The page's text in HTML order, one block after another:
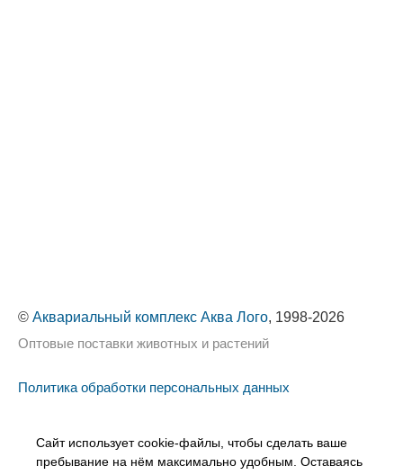
© Аквариальный комплекс Аква Лого, 1998-2026
Оптовые поставки животных и растений
Политика обработки персональных данных
Сайт использует cookie-файлы, чтобы сделать ваше
пребывание на нём максимально удобным. Оставаясь